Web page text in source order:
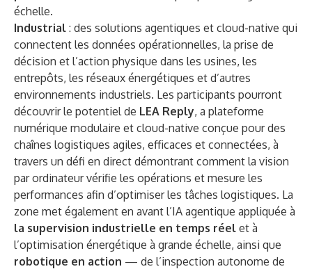
échelle.
Industrial : des solutions agentiques et cloud-native qui
connectent les données opérationnelles, la prise de
décision et l’action physique dans les usines, les
entrepôts, les réseaux énergétiques et d’autres
environnements industriels. Les participants pourront
découvrir le potentiel de LEA Reply, a plateforme
numérique modulaire et cloud-native conçue pour des
chaînes logistiques agiles, efficaces et connectées, à
travers un défi en direct démontrant comment la vision
par ordinateur vérifie les opérations et mesure les
performances afin d’optimiser les tâches logistiques. La
zone met également en avant l’IA agentique appliquée à
la supervision industrielle en temps réel et à
l’optimisation énergétique à grande échelle, ainsi que
robotique en action — de l’inspection autonome de